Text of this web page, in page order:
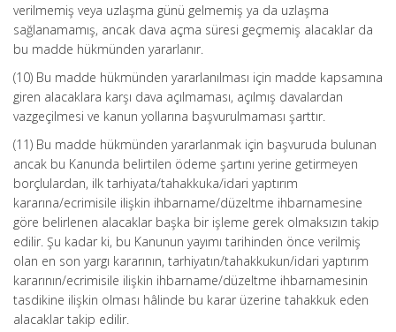
verilmemiş veya uzlaşma günü gelmemiş ya da uzlaşma
sağlanamamış, ancak dava açma süresi geçmemiş alacaklar da
bu madde hükmünden yararlanır.
(10) Bu madde hükmünden yararlanılması için madde kapsamına
giren alacaklara karşı dava açılmaması, açılmış davalardan
vazgeçilmesi ve kanun yollarına başvurulmaması şarttır.
(11) Bu madde hükmünden yararlanmak için başvuruda bulunan
ancak bu Kanunda belirtilen ödeme şartını yerine getirmeyen
borçlulardan, ilk tarhiyata/tahakkuka/idari yaptırım
kararına/ecrimisile ilişkin ihbarname/düzeltme ihbarnamesine
göre belirlenen alacaklar başka bir işleme gerek olmaksızın takip
edilir. Şu kadar ki, bu Kanunun yayımı tarihinden önce verilmiş
olan en son yargı kararının, tarhiyatın/tahakkukun/idari yaptırım
kararının/ecrimisile ilişkin ihbarname/düzeltme ihbarnamesinin
tasdikine ilişkin olması hâlinde bu karar üzerine tahakkuk eden
alacaklar takip edilir.